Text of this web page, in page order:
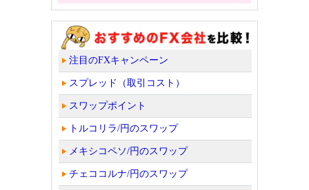
注目のFXキャンペーン
スプレッド（取引コスト）
スワップポイント
トルコリラ/円のスワップ
メキシコペソ/円のスワップ
チェココルナ/円のスワップ